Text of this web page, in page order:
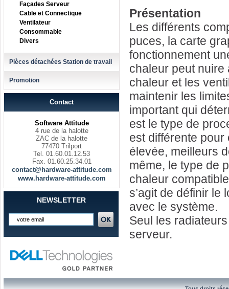
Façades Serveur
Cable et Connectique
Ventilateur
Consommable
Divers
Pièces détachées Station de travail
Promotion
Contact
Software Attitude
4 rue de la halotte
ZAC de la halotte
77470 Trilport
Tel. 01.60.01.12.53
Fax. 01.60.25.34.01
contact@hardware-attitude.com
www.hardware-attitude.com
NEWSLETTER
Présentation
Les différents
puces, la carte
fonctionnement
chaleur peut
chaleur et les
maintenir les
important qui
est le type de
est différente
élevée, meilleurs
même, le type de
chaleur
s’agit de définir le
avec le système.
Seul les
serveur.